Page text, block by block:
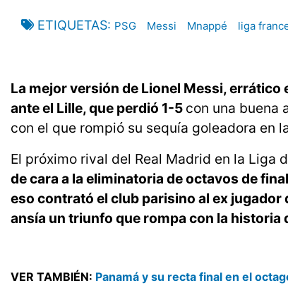
ETIQUETAS PSG Messi Mnappé liga
La mejor versión de Lionel Messi,
ante el Lille, que perdió 1-5 con una buena
con el que rompió su sequía goleadora en
El próximo rival del Real Madrid en la Liga
de cara a la eliminatoria de octavos de
eso contrató el club parisino al ex jugador
ansía un triunfo que rompa con la
VER TAMBIÉN: Panamá y su recta final en el